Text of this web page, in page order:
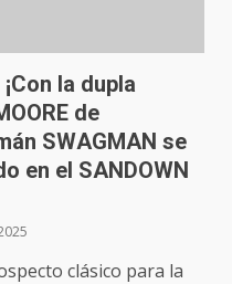
la dupla
de
SWAGMAN se
en el SANDOWN
clásico para la